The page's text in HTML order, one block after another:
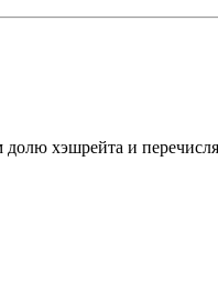
хэшрейта и